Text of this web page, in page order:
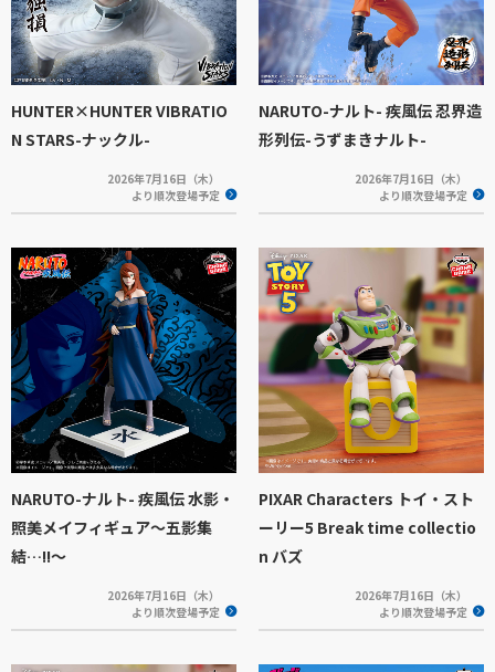
HUNTER×HUNTER VIBRATIO
N STARS-ナックル-
2026年7月16日（木）
より順次登場予定
NARUTO-ナルト- 疾風伝 忍界造
形列伝-うずまきナルト-
2026年7月16日（木）
より順次登場予定
NARUTO-ナルト- 疾風伝 水影・
照美メイフィギュア～五影集
結…!!～
2026年7月16日（木）
より順次登場予定
PIXAR Characters トイ・スト
ーリー5 Break time collectio
n バズ
2026年7月16日（木）
より順次登場予定